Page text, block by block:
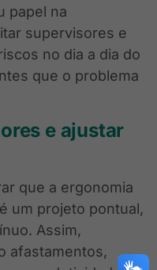
papel na
supervisores e
no dia a dia do
que o problema
e ajustar
que a ergonomia
um projeto pontual,
Assim,
afastamentos,